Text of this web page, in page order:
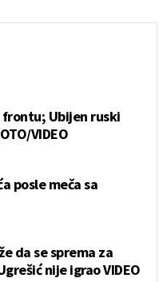
Ubijen ruski
VIDEO
posle meča sa
da se sprema za
nije igrao VIDEO